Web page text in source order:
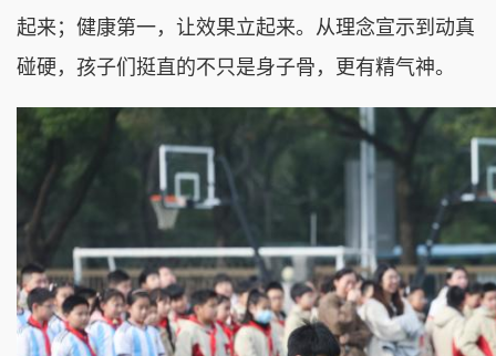
起来；健康第一，让效果立起来。从理念宣示到动真
碰硬，孩子们挺直的不只是身子骨，更有精气神。